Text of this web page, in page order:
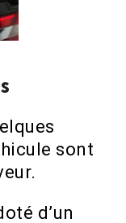
sont
d’un